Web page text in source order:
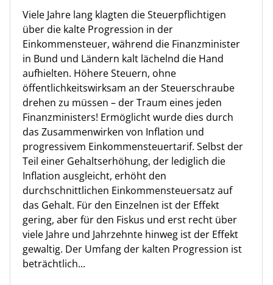
Viele Jahre lang klagten die Steuerpflichtigen
über die kalte Progression in der
Einkommensteuer, während die Finanzminister
in Bund und Ländern kalt lächelnd die Hand
aufhielten. Höhere Steuern, ohne
öffentlichkeitswirksam an der Steuerschraube
drehen zu müssen – der Traum eines jeden
Finanzministers! Ermöglicht wurde dies durch
das Zusammenwirken von Inflation und
progressivem Einkommensteuertarif. Selbst der
Teil einer Gehaltserhöhung, der lediglich die
Inflation ausgleicht, erhöht den
durchschnittlichen Einkommensteuersatz auf
das Gehalt. Für den Einzelnen ist der Effekt
gering, aber für den Fiskus und erst recht über
viele Jahre und Jahrzehnte hinweg ist der Effekt
gewaltig. Der Umfang der kalten Progression ist
beträchtlich...